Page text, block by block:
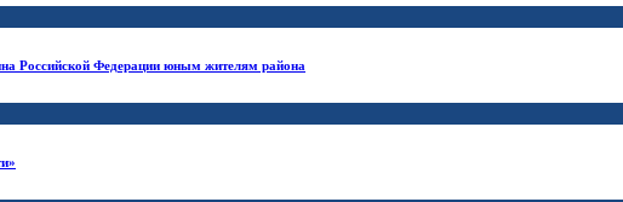
Российской Федерации юным жителям района